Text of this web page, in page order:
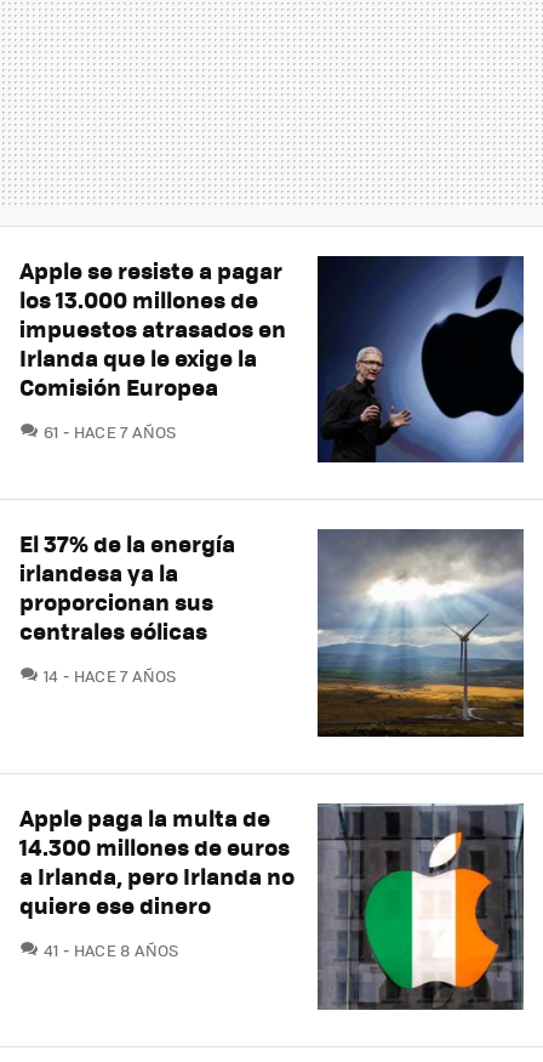
Apple se resiste a pagar
los 13.000 millones de
impuestos atrasados en
Irlanda que le exige la
Comisión Europea
61 COMENTARIOS
HACE 7 AÑOS
El 37% de la energía
irlandesa ya la
proporcionan sus
centrales eólicas
14 COMENTARIOS
HACE 7 AÑOS
Apple paga la multa de
14.300 millones de euros
a Irlanda, pero Irlanda no
quiere ese dinero
41 COMENTARIOS
HACE 8 AÑOS